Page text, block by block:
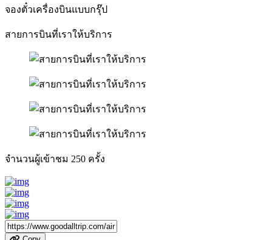
จองตั๋วเครื่องบินแบบกรุ๊ป
สายการบินที่เราให้บริการ
จำนวนผู้เข้าชม 250 ครั้ง